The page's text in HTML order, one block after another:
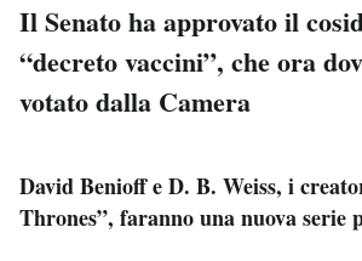
Il Senato ha approvato il
“decreto vaccini”, che ora
votato dalla Camera
David Benioff e D. B. Weiss, i
Thrones”, faranno una nuova serie